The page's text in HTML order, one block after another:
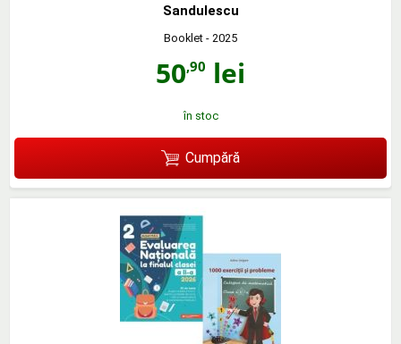
Sandulescu
Booklet - 2025
50,90 lei
în stoc
Cumpără